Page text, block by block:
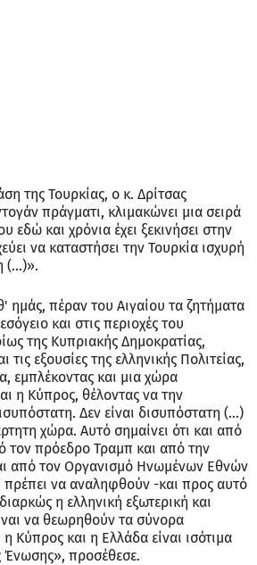
της Τουρκίας, ο κ. Δρίτσας
πράγματι, κλιμακώνει μια σειρά
εδώ και χρόνια έχει ξεκινήσει στην
να καταστήσει την Τουρκία ισχυρή
(...)».
ημάς, πέραν του Αιγαίου τα ζητήματα
και στις περιοχές του
της Κυπριακής Δημοκρατίας,
τις εξουσίες της ελληνικής Πολιτείας,
εμπλέκοντας και μια χώρα
η Κύπρος, θέλοντας να την
Δεν είναι δισυπόστατη (...)
χώρα. Αυτό σημαίνει ότι και από
τον πρόεδρο Τραμπ και από την
από τον Οργανισμό Ηνωμένων Εθνών
πρέπει να αναληφθούν -και προς αυτό
η ελληνική εξωτερική και
να θεωρηθούν τα σύνορα
Κύπρος και η Ελλάδα είναι ισότιμα
Ένωσης», προσέθεσε.